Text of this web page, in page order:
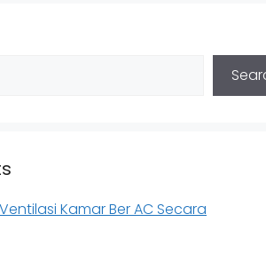
Kamar Ber AC Secara